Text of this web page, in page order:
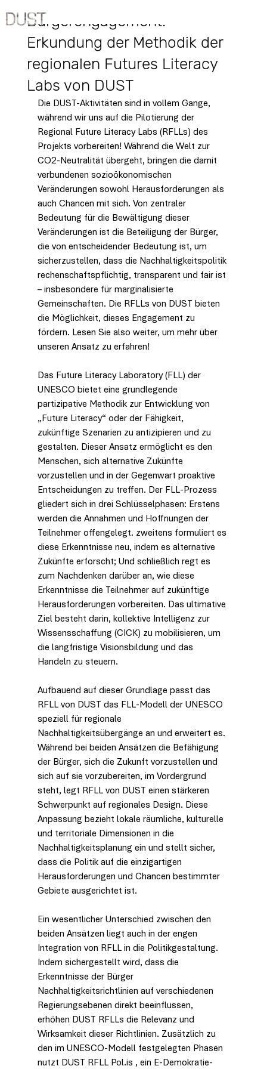
Bürgerengagement:
Erkundung der Methodik der
regionalen Futures Literacy
Labs von DUST
Die DUST-Aktivitäten sind in vollem Gange,
während wir uns auf die Pilotierung der
Regional Future Literacy Labs (RFLLs) des
Projekts vorbereiten! Während die Welt zur
CO2-Neutralität übergeht, bringen die damit
verbundenen sozioökonomischen
Veränderungen sowohl Herausforderungen als
auch Chancen mit sich. Von zentraler
Bedeutung für die Bewältigung dieser
Veränderungen ist die Beteiligung der Bürger,
die von entscheidender Bedeutung ist, um
sicherzustellen, dass die Nachhaltigkeitspolitik
rechenschaftspflichtig, transparent und fair ist
– insbesondere für marginalisierte
Gemeinschaften. Die RFLLs von DUST bieten
die Möglichkeit, dieses Engagement zu
fördern. Lesen Sie also weiter, um mehr über
unseren Ansatz zu erfahren!
Das Future Literacy Laboratory (FLL) der
UNESCO bietet eine grundlegende
partizipative Methodik zur Entwicklung von
„Future Literacy“ oder der Fähigkeit,
zukünftige Szenarien zu antizipieren und zu
gestalten. Dieser Ansatz ermöglicht es den
Menschen, sich alternative Zukünfte
vorzustellen und in der Gegenwart proaktive
Entscheidungen zu treffen. Der FLL-Prozess
gliedert sich in drei Schlüsselphasen: Erstens
werden die Annahmen und Hoffnungen der
Teilnehmer offengelegt. zweitens formuliert es
diese Erkenntnisse neu, indem es alternative
Zukünfte erforscht; Und schließlich regt es
zum Nachdenken darüber an, wie diese
Erkenntnisse die Teilnehmer auf zukünftige
Herausforderungen vorbereiten. Das ultimative
Ziel besteht darin, kollektive Intelligenz zur
Wissensschaffung (CICK) zu mobilisieren, um
die langfristige Visionsbildung und das
Handeln zu steuern.
Aufbauend auf dieser Grundlage passt das
RFLL von DUST das FLL-Modell der UNESCO
speziell für regionale
Nachhaltigkeitsübergänge an und erweitert es.
Während bei beiden Ansätzen die Befähigung
der Bürger, sich die Zukunft vorzustellen und
sich auf sie vorzubereiten, im Vordergrund
steht, legt RFLL von DUST einen stärkeren
Schwerpunkt auf regionales Design. Diese
Anpassung bezieht lokale räumliche, kulturelle
und territoriale Dimensionen in die
Nachhaltigkeitsplanung ein und stellt sicher,
dass die Politik auf die einzigartigen
Herausforderungen und Chancen bestimmter
Gebiete ausgerichtet ist.
Ein wesentlicher Unterschied zwischen den
beiden Ansätzen liegt auch in der engen
Integration von RFLL in die Politikgestaltung.
Indem sichergestellt wird, dass die
Erkenntnisse der Bürger
Nachhaltigkeitsrichtlinien auf verschiedenen
Regierungsebenen direkt beeinflussen,
erhöhen DUST RFLLs die Relevanz und
Wirksamkeit dieser Richtlinien. Zusätzlich zu
den im UNESCO-Modell festgelegten Phasen
nutzt DUST RFLL Pol.is , ein E-Demokratie-